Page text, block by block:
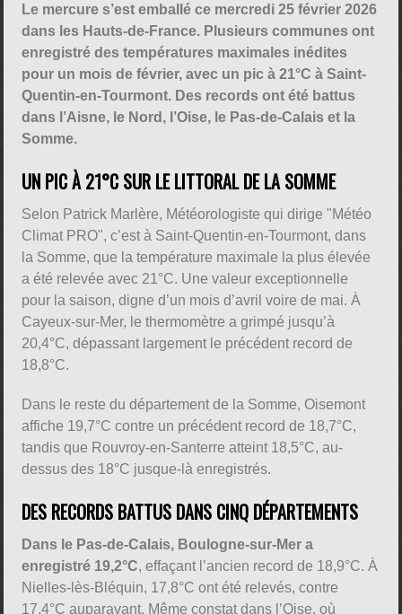
Le mercure s’est emballé ce mercredi 25 février 2026
dans les Hauts-de-France. Plusieurs communes ont
enregistré des températures maximales inédites
pour un mois de février, avec un pic à 21°C à Saint-
Quentin-en-Tourmont. Des records ont été battus
dans l’Aisne, le Nord, l’Oise, le Pas-de-Calais et la
Somme.
UN PIC À 21°C SUR LE LITTORAL DE LA SOMME
Selon Patrick Marlère, Météorologiste qui dirige "Météo
Climat PRO", c’est à Saint-Quentin-en-Tourmont, dans
la Somme, que la température maximale la plus élevée
a été relevée avec 21°C. Une valeur exceptionnelle
pour la saison, digne d’un mois d’avril voire de mai. À
Cayeux-sur-Mer, le thermomètre a grimpé jusqu’à
20,4°C, dépassant largement le précédent record de
18,8°C.
Dans le reste du département de la Somme, Oisemont
affiche 19,7°C contre un précédent record de 18,7°C,
tandis que Rouvroy-en-Santerre atteint 18,5°C, au-
dessus des 18°C jusque-là enregistrés.
DES RECORDS BATTUS DANS CINQ DÉPARTEMENTS
Dans le Pas-de-Calais, Boulogne-sur-Mer a
enregistré 19,2°C, effaçant l’ancien record de 18,9°C. À
Nielles-lès-Bléquin, 17,8°C ont été relevés, contre
17,4°C auparavant. Même constat dans l’Oise, où